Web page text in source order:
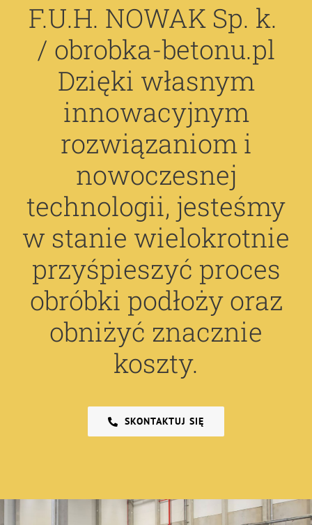
F.U.H. NOWAK Sp. k.
/ obrobka-betonu.pl
Dzięki własnym
innowacyjnym
rozwiązaniom i
nowoczesnej
technologii, jesteśmy
w stanie wielokrotnie
przyśpieszyć proces
obróbki podłoży oraz
obniżyć znacznie
koszty.
SKONTAKTUJ SIĘ